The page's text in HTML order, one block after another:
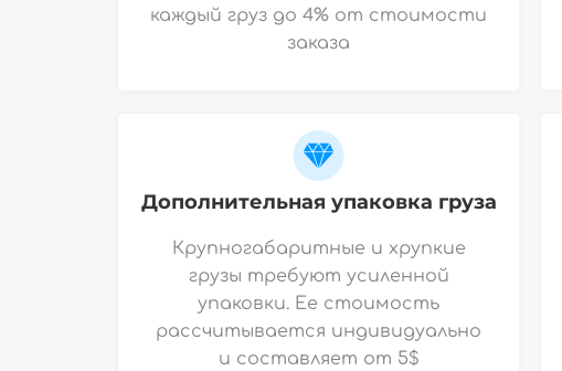
каждый груз до 4% от стоимости
заказа
Дополнительная упаковка груза
Крупногабаритные и хрупкие
грузы требуют усиленной
упаковки. Ее стоимость
рассчитывается индивидуально
и составляет от 5$